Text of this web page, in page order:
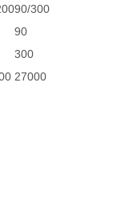
90/300
90
300
27000